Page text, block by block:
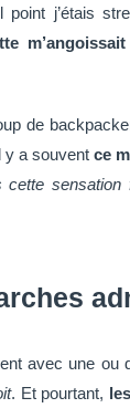
j’étais
de
y a souvent ce
cette sensation
avec une ou
. Et pourtant,